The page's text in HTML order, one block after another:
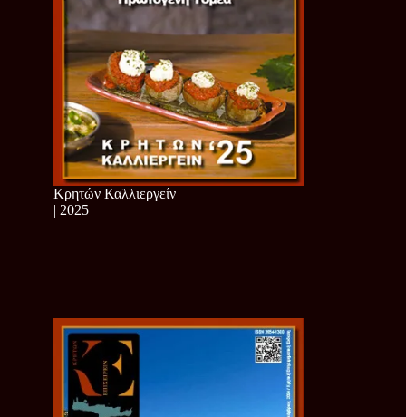
Κρητών Καλλιεργείν
| 2025